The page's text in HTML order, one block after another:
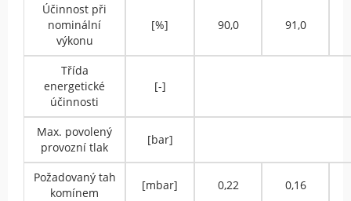
Účinnost při
nominální
výkonu
[%] 90,0 91,0
Třída
energetické
účinnosti
[-]
Max. povolený
provozní tlak
[bar]
Požadovaný tah
komínem
[mbar] 0,22 0,16